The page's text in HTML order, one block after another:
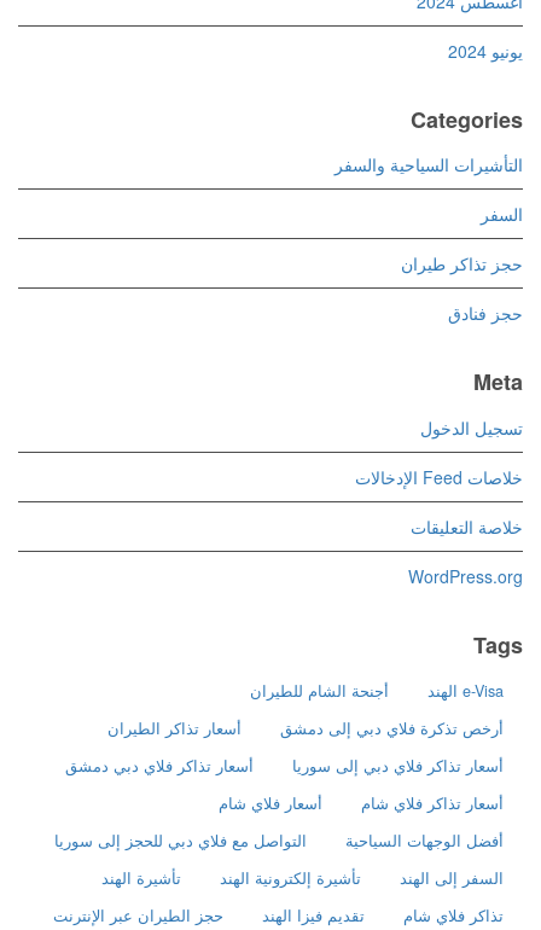
يونيو 2024
Categories
التأشيرات السياحية والسفر
السفر
حجز تذاكر طيران
حجز فنادق
Meta
تسجيل الدخول
خلاصات Feed الإدخالات
خلاصة التعليقات
WordPress.org
Tags
e-Visa الهند
أجنحة الشام للطيران
أرخص تذكرة فلاي دبي إلى دمشق
أسعار تذاكر الطيران
أسعار تذاكر فلاي دبي إلى سوريا
أسعار تذاكر فلاي دبي دمشق
أسعار تذاكر فلاي شام
أسعار فلاي شام
أفضل الوجهات السياحية
التواصل مع فلاي دبي للحجز إلى سوريا
السفر إلى الهند
تأشيرة إلكترونية الهند
تأشيرة الهند
تذاكر فلاي شام
تقديم فيزا الهند
حجز الطيران عبر الإنترنت